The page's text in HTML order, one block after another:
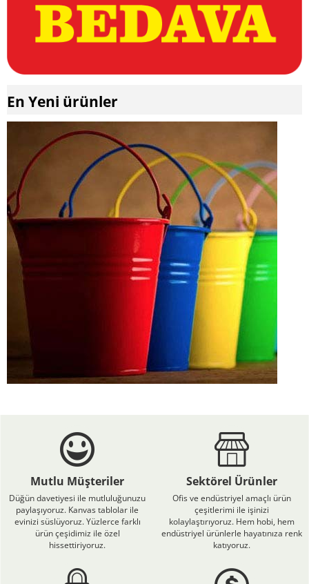
En Yeni ürünler
Mutlu Müşteriler
Düğün davetiyesi ile mutluluğunuzu
paylaşıyoruz. Kanvas tablolar ile
evinizi süslüyoruz. Yüzlerce farklı
ürün çeşidimiz ile özel
hissettiriyoruz.
Sektörel Ürünler
Ofis ve endüstriyel amaçlı ürün
çeşitlerimi ile işinizi
kolaylaştırıyoruz. Hem hobi, hem
endüstriyel ürünlerle hayatınıza renk
katıyoruz.